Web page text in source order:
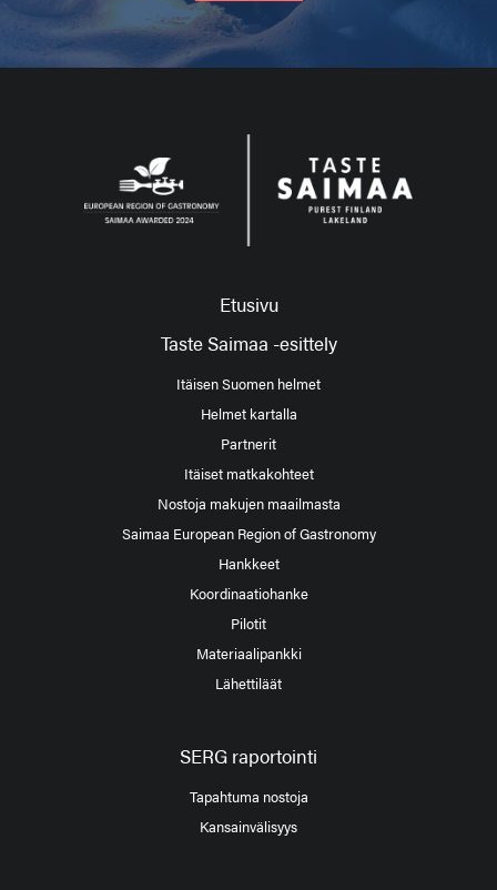
Etusivu
Taste Saimaa -esittely
Itäisen Suomen helmet
Helmet kartalla
Partnerit
Itäiset matkakohteet
Nostoja makujen maailmasta
Saimaa European Region of Gastronomy
Hankkeet
Koordinaatiohanke
Pilotit
Materiaalipankki
Lähettiläät
SERG raportointi
Tapahtuma nostoja
Kansainvälisyys